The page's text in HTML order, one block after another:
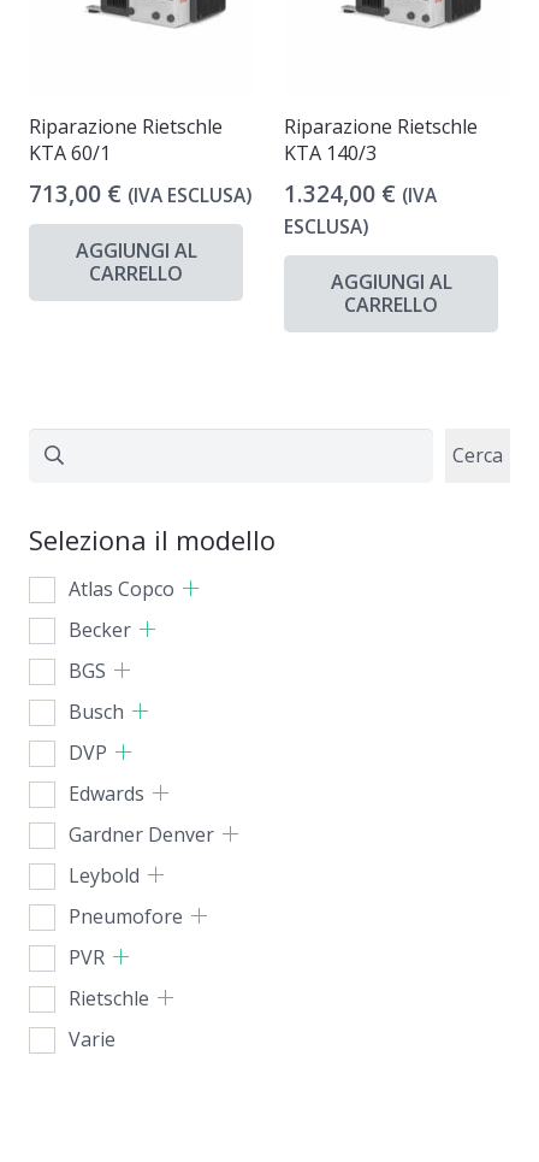
Riparazione Rietschle
KTA 60/1
713,00 € (IVA ESCLUSA)
AGGIUNGI AL
CARRELLO
Riparazione Rietschle
KTA 140/3
1.324,00 € (IVA
ESCLUSA)
AGGIUNGI AL
CARRELLO
Cerca Cerca
Seleziona il modello
Atlas Copco
Becker
BGS
Busch
DVP
Edwards
Gardner Denver
Leybold
Pneumofore
PVR
Rietschle
Varie